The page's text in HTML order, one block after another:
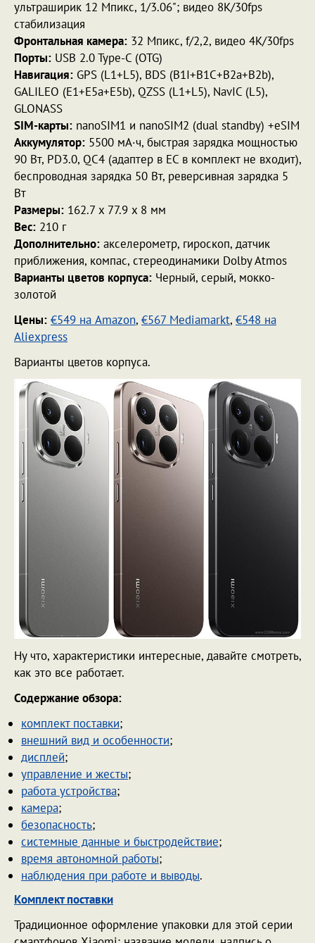
ультраширик 12 Мпикс, 1/3.06"; видео 8K/30fps
стабилизация
Фронтальная камера: 32 Мпикс, f/2,2, видео 4K/30fps
Порты: USB 2.0 Type-C (OTG)
Навигация: GPS (L1+L5), BDS (B1I+B1C+B2a+B2b),
GALILEO (E1+E5a+E5b), QZSS (L1+L5), NavIC (L5),
GLONASS
SIM-карты: nanoSIM1 и nanoSIM2 (dual standby) +eSIM
Аккумулятор: 5500 мА·ч, быстрая зарядка мощностью
90 Вт, PD3.0, QC4 (адаптер в ЕС в комплект не входит),
беспроводная зарядка 50 Вт, реверсивная зарядка 5
Вт
Размеры: 162.7 x 77.9 x 8 мм
Вес: 210 г
Дополнительно: акселерометр, гироскоп, датчик
приближения, компас, стереодинамики Dolby Atmos
Варианты цветов корпуса: Черный, серый, мокко-
золотой
Цены: €549 на Amazon, €567 Mediamarkt, €548 на
Aliexpress
Варианты цветов корпуса.
Ну что, характеристики интересные, давайте смотреть,
как это все работает.
Содержание обзора:
комплект поставки;
внешний вид и особенности;
дисплей;
управление и жесты;
работа устройства;
камера;
безопасность;
системные данные и быстродействие;
время автономной работы;
наблюдения при работе и выводы.
Комплект поставки
Традиционное оформление упаковки для этой серии